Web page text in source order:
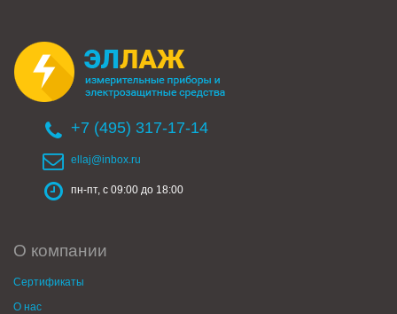
+7 (495) 317-17-14
ellaj@inbox.ru
пн-пт, с 09:00 до 18:00
О компании
Сертификаты
О нас